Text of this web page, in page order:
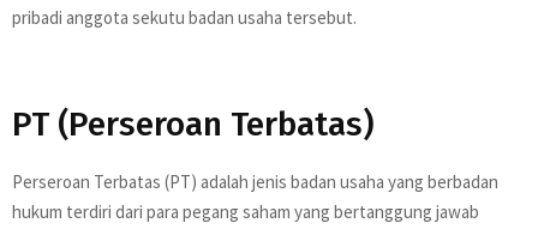
pribadi anggota sekutu badan usaha tersebut.
PT (Perseroan Terbatas)
Perseroan Terbatas (PT) adalah jenis badan usaha yang berbadan
hukum terdiri dari para pegang saham yang bertanggung jawab